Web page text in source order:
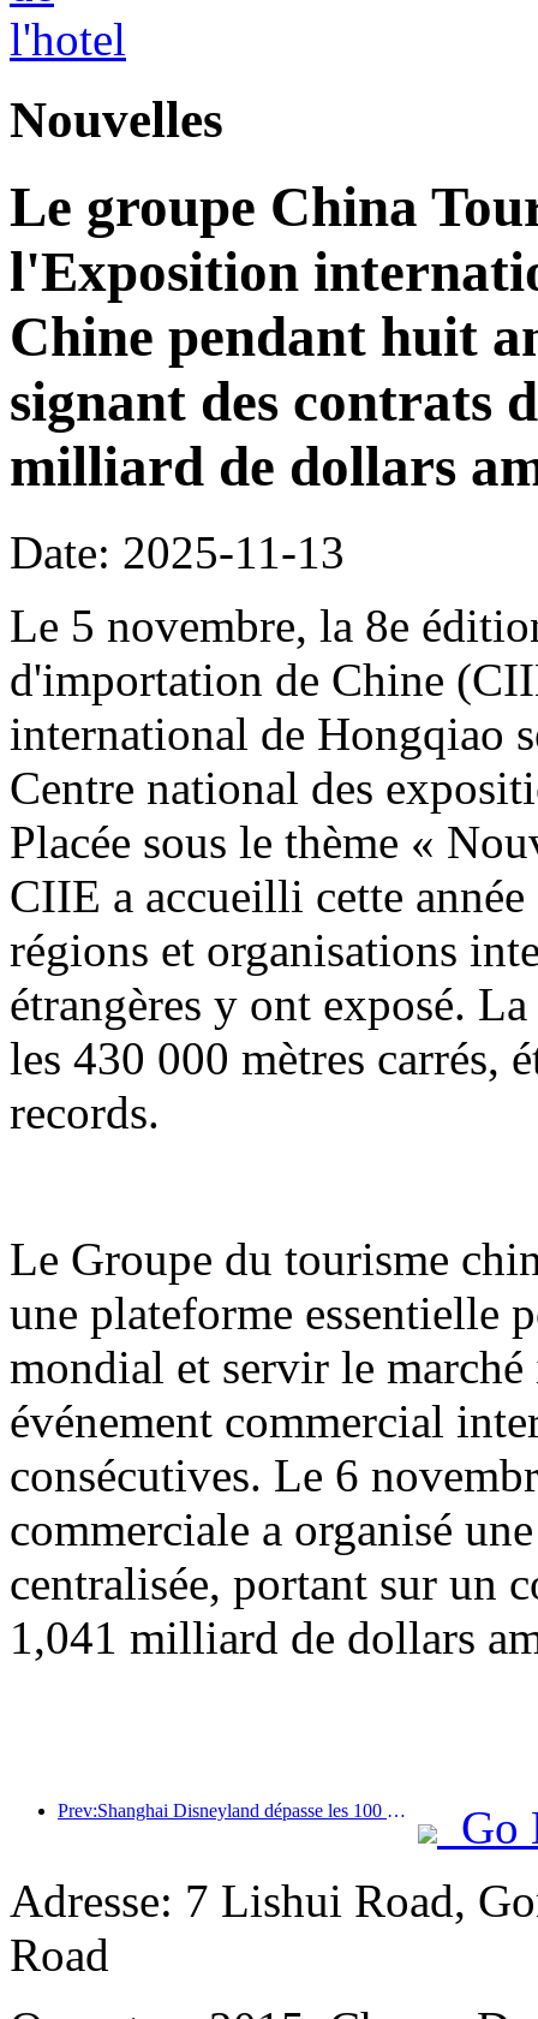
Nouvelles
Le groupe China
l'Exposition
Chine pendant huit
signant des contrats
milliard de dollars
Date: 2025-11-13
Le 5 novembre, la 8e
d'importation de Chine
international de Hongqiao
Centre national des
Placée sous le thème «
CIIE a accueilli cette
régions et organisations
étrangères y ont exposé.
les 430 000 mètres carrés,
records.
Le Groupe du tourisme
une plateforme essentielle
mondial et servir le
événement commercial
consécutives. Le 6
commerciale a organisé
centralisée, portant sur un
1,041 milliard de dollars
Prev:Shanghai Disneyland dépasse les 100 millions de visiteurs et s'agrandira avec un quatrième hôtel à thème.
Go
Adresse: 7 Lishui Road,
Road